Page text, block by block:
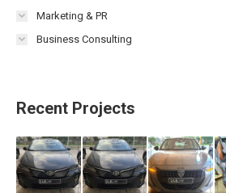
Marketing & PR
Business Consulting
Recent Projects